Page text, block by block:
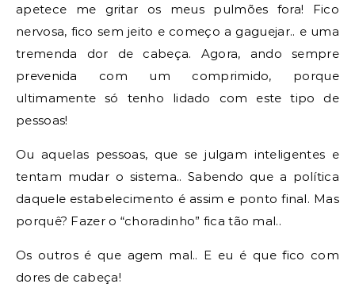
apetece me gritar os meus pulmões fora! Fico
nervosa, fico sem jeito e começo a gaguejar.. e uma
tremenda dor de cabeça. Agora, ando sempre
prevenida com um comprimido, porque
ultimamente só tenho lidado com este tipo de
pessoas!
Ou aquelas pessoas, que se julgam inteligentes e
tentam mudar o sistema.. Sabendo que a política
daquele estabelecimento é assim e ponto final. Mas
porquê? Fazer o “choradinho” fica tão mal..
Os outros é que agem mal.. E eu é que fico com
dores de cabeça!